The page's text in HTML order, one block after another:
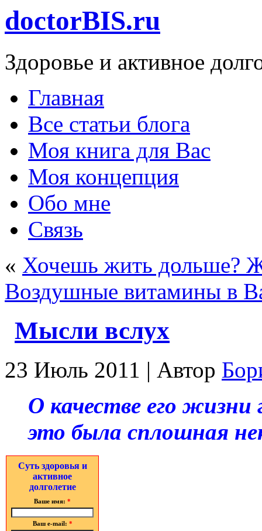
doctorBIS.ru
Здоровье и активное
Главная
Все статьи блога
Моя книга для Вас
Моя концепция
Обо мне
Связь
« Хочешь жить дольше?
Воздушные витамины в
Мысли вслух
23 Июль 2011 | Автор
О качестве его жизни
это была сплошная
Суть здоровья и
активное
долголетие
Ваше имя: *
Ваш e-mail: *